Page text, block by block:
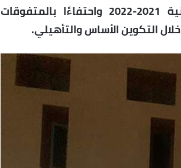
ويأتي هذا الحفل، بمناسبة انتهاء السنة التكوينية 2021-2022 واحتفاءًا بالمتفوقات
التكوين الأساس والتأهيلي.